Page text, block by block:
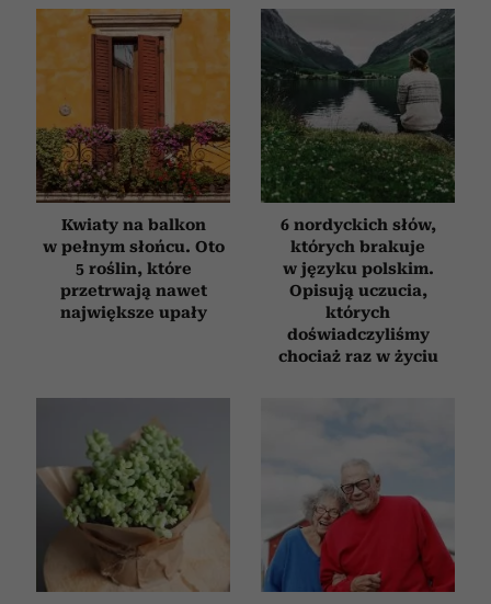
i reklam, aby oferować funkcje społecznościowe i
analizować ruch w naszej witrynie. Informacje o tym, jak
korzystasz z naszej witryny, udostępniamy partnerom
społecznościowym, reklamowym i analitycznym.
Partnerzy mogą połączyć te informacje z innymi danymi
otrzymanymi od Ciebie lub uzyskanymi podczas
korzystania z ich usług.
Kwiaty na balkon
w pełnym słońcu. Oto
5 roślin, które
przetrwają nawet
największe upały
6 nordyckich słów,
których brakuje
w języku polskim.
Opisują uczucia,
których
doświadczyliśmy
chociaż raz w życiu